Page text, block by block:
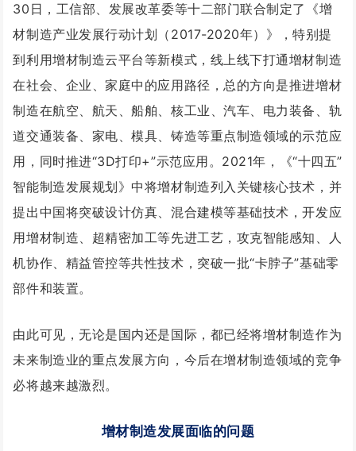
30日，工信部、发展改革委等十二部门联合制定了《增
材制造产业发展行动计划（2017-2020年）》，特别提
到利用增材制造云平台等新模式，线上线下打通增材制造
在社会、企业、家庭中的应用路径，总的方向是推进增材
制造在航空、航天、船舶、核工业、汽车、电力装备、轨
道交通装备、家电、模具、铸造等重点制造领域的示范应
用，同时推进“3D打印+”示范应用。2021年，《“十四五”
智能制造发展规划》中将增材制造列入关键核心技术，并
提出中国将突破设计仿真、混合建模等基础技术，开发应
用增材制造、超精密加工等先进工艺，攻克智能感知、人
机协作、精益管控等共性技术，突破一批“卡脖子”基础零
部件和装置。
由此可见，无论是国内还是国际，都已经将增材制造作为
未来制造业的重点发展方向，今后在增材制造领域的竞争
必将越来越激烈。
增材制造发展面临的问题